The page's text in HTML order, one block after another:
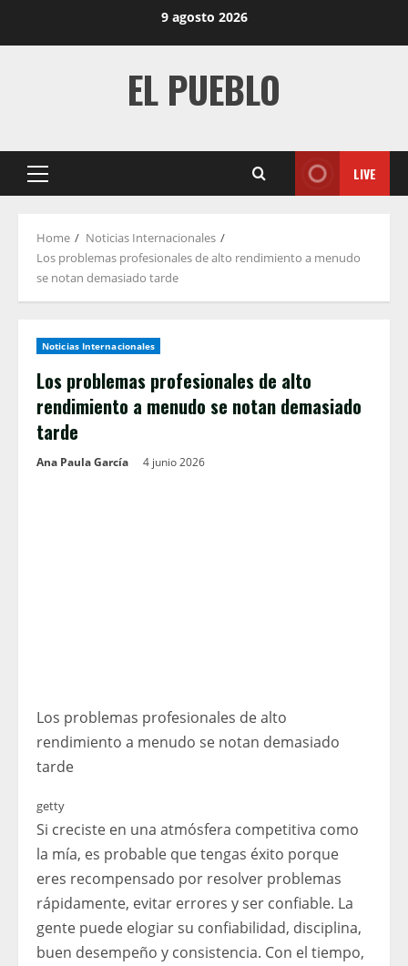
9 agosto 2026
EL PUEBLO
Primary
LIVE
Home
Noticias Internacionales
Los problemas profesionales de alto rendimiento a menudo
se notan demasiado tarde
Noticias Internacionales
Los problemas profesionales de alto
rendimiento a menudo se notan demasiado
tarde
Ana Paula García 4 junio 2026
Los problemas profesionales de alto
rendimiento a menudo se notan demasiado
tarde
getty
Si creciste en una atmósfera competitiva como
la mía, es probable que tengas éxito porque
eres recompensado por resolver problemas
rápidamente, evitar errores y ser confiable. La
gente puede elogiar su confiabilidad, disciplina,
buen desempeño y consistencia. Con el tiempo,